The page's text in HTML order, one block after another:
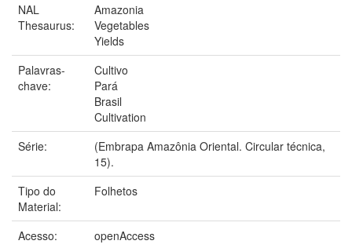
NAL
Thesaurus:
Amazonia
Vegetables
Yields
Palavras-
chave:
Cultivo
Pará
Brasil
Cultivation
Série:
(Embrapa Amazônia Oriental. Circular técnica,
15).
Tipo do
Material:
Folhetos
Acesso:
openAccess